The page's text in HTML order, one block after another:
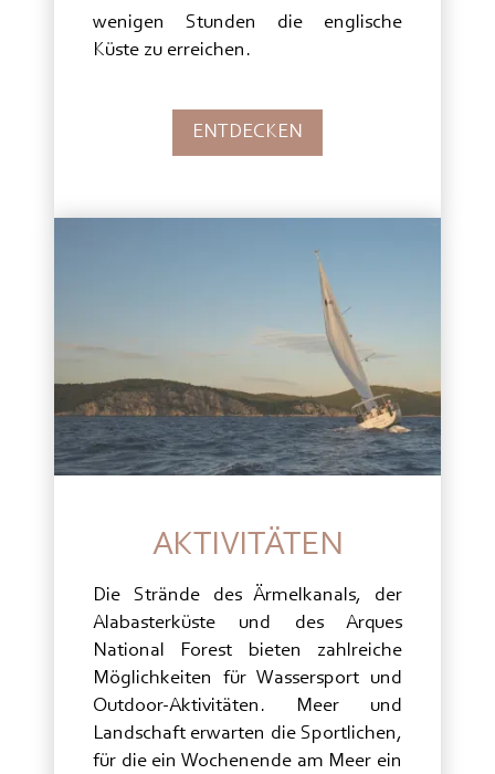
wenigen Stunden die englische
Küste zu erreichen.
ENTDECKEN
AKTIVITÄTEN
Die Strände des Ärmelkanals, der
Alabasterküste und des Arques
National Forest bieten zahlreiche
Möglichkeiten für Wassersport und
Outdoor-Aktivitäten. Meer und
Landschaft erwarten die Sportlichen,
für die ein Wochenende am Meer ein